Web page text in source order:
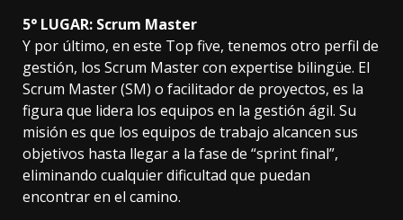
5° LUGAR: Scrum Master
Y por último, en este Top five, tenemos otro perfil de
gestión, los Scrum Master con expertise bilingüe. El
Scrum Master (SM) o facilitador de proyectos, es la
figura que lidera los equipos en la gestión ágil. Su
misión es que los equipos de trabajo alcancen sus
objetivos hasta llegar a la fase de “sprint final”,
eliminando cualquier dificultad que puedan
encontrar en el camino.